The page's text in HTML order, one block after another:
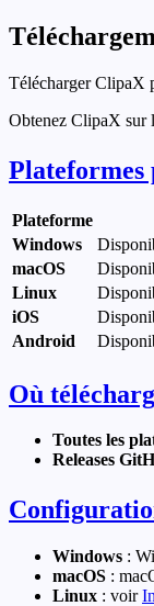
Télécharger ClipaX
Obtenez ClipaX sur
Plateformes
Plateforme
Windows
macOS
Linux
iOS
Android
Où
Toutes les
Releases
Windows :
macOS :
Linux : voir